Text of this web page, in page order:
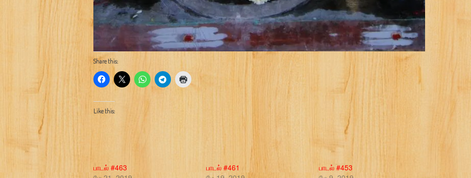
Share this:
Like this:
பாடல் #463
பாடல் #461
பாடல் #453